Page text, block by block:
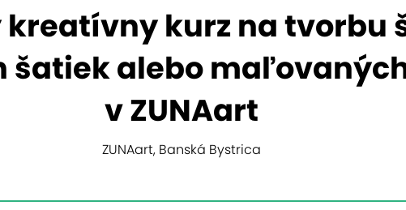
kurz na tvorbu
šatiek alebo
v ZUNAart
ZUNAart, Banská Bystrica